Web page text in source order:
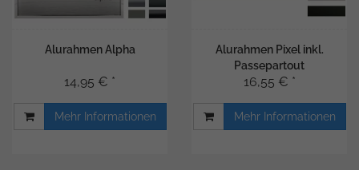
Alurahmen Alpha
14,95 € *
Mehr Informationen
Alurahmen Pixel inkl.
Passepartout
16,55 € *
Mehr Informationen